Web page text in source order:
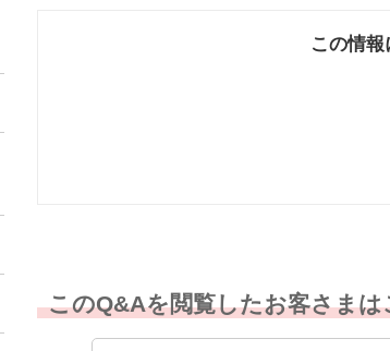
この情
このQ&Aを閲覧したお客さま